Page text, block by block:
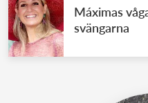
Máximas
svängarna